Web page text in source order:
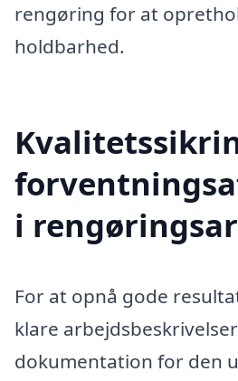
rengøring for at
holdbarhed.
i
For at opnå gode
klare
dokumentation for den